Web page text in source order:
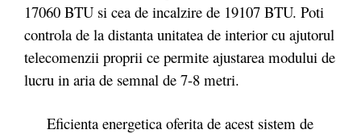
17060 BTU si cea de incalzire de 19107 BTU. Poti
controla de la distanta unitatea de interior cu ajutorul
telecomenzii proprii ce permite ajustarea modului de
lucru in aria de semnal de 7-8 metri.
Eficienta energetica oferita de acest sistem de